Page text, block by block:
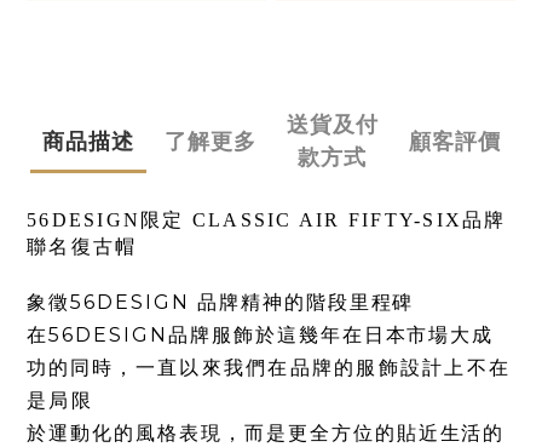
商品描述 了解更多
送貨及付
款方式
顧客評價
56DESIGN限定 CLASSIC AIR FIFTY-SIX品牌
聯名復古帽
象徵56DESIGN 品牌精神的階段里程碑
在56DESIGN品牌服飾於這幾年在日本市場大成
功的同時， 一直以來我們在品牌的服飾設計上不在
是局限
於運動化的風格表現，而是更全方位的貼近生活的